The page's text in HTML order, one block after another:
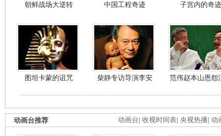
朝鲜战场大逆转 中国工程奇迹 子宫内的奇迹
图坦卡蒙的诅咒 柴静专访导演李安 范伟赵本山恩怨
动画台 收视时间表 央视热播 动
动画台推荐